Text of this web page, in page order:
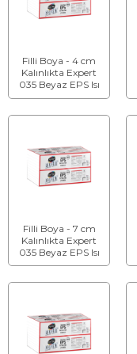
Filli Boya - 4 cm
Kalınlıkta Expert
035 Beyaz EPS Isı
Yalıtım Levhası
Filli Boya - 7 cm
Kalınlıkta Expert
035 Beyaz EPS Isı
Yalıtım Levhası